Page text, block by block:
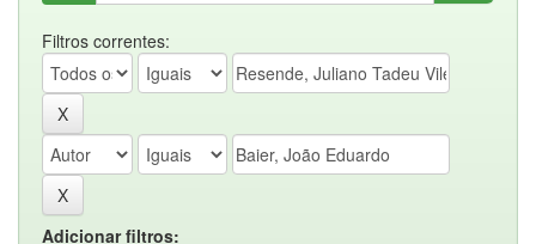
Filtros correntes:
Adicionar filtros: